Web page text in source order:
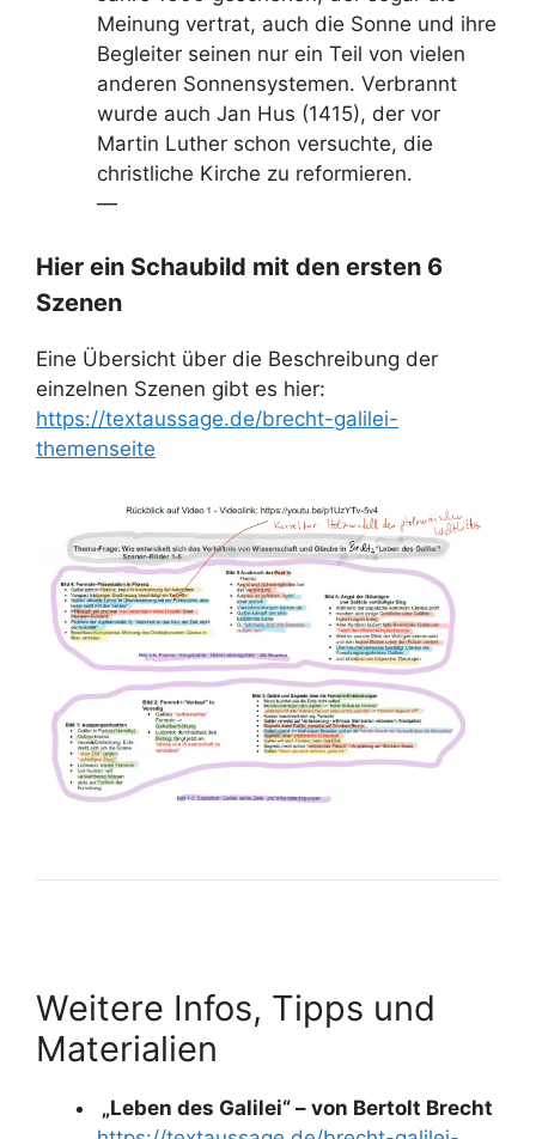
Meinung vertrat, auch die Sonne und ihre
Begleiter seinen nur ein Teil von vielen
anderen Sonnensystemen. Verbrannt
wurde auch Jan Hus (1415), der vor
Martin Luther schon versuchte, die
christliche Kirche zu reformieren.
—
Hier ein Schaubild mit den ersten 6
Szenen
Eine Übersicht über die Beschreibung der
einzelnen Szenen gibt es hier:
https://textaussage.de/brecht-galilei-
themenseite
Weitere Infos, Tipps und
Materialien
„Leben des Galilei“ – von Bertolt Brecht